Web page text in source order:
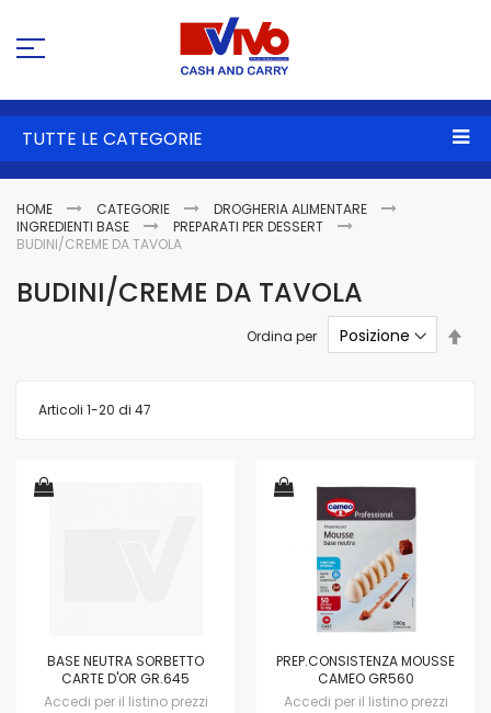
TUTTE LE CATEGORIE
HOME CATEGORIE
DROGHERIA ALIMENTARE
INGREDIENTI BASE
PREPARATI PER DESSERT
BUDINI/CREME DA TAVOLA
BUDINI/CREME DA TAVOLA
Articoli 1-20 di 47
Ordina per
BASE NEUTRA SORBETTO
CARTE D'OR GR.645
Accedi per il listino prezzi
PREP.CONSISTENZA MOUSSE
CAMEO GR560
Accedi per il listino prezzi